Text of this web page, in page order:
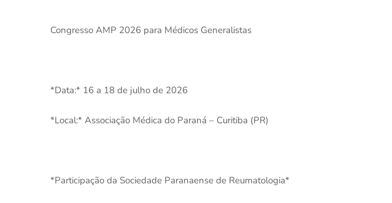
Congresso AMP 2026 para Médicos Generalistas
*Data:* 16 a 18 de julho de 2026
*Local:* Associação Médica do Paraná – Curitiba (PR)
*Participação da Sociedade Paranaense de Reumatologia*